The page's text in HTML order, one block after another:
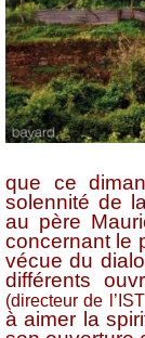
que ce
solennité de
au père
concernant le
vécue du
différents
(directeur de
à aimer la